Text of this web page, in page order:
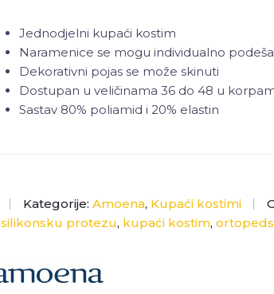
Jednodjelni kupaći kostim
Naramenice se mogu individualno
Dekorativni pojas se može skinuti
Dostupan u veličinama 36 do 48 u
Sastav 80% poliamid i 20% elastin
Kategorije: Amoena, Kupaći kostimi
silikonsku protezu, kupaći kostim,